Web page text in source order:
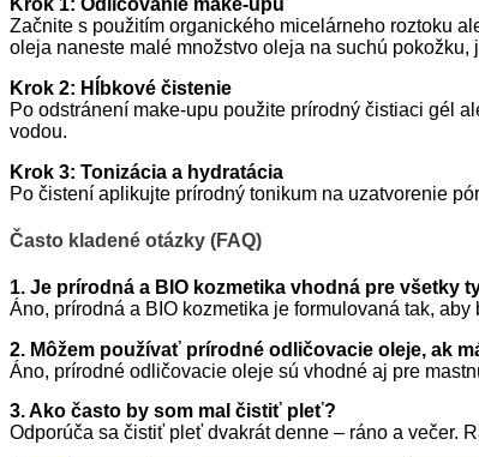
Krok 1: Odličovanie make-upu
Začnite s použitím organického micelárneho roztoku
oleja naneste malé množstvo oleja na suchú
Krok 2: Hĺbkové čistenie
Po odstránení make-upu použite prírodný čistiaci gél
vodou.
Krok 3: Tonizácia a hydratácia
Po čistení aplikujte prírodný tonikum na uzatvorenie
Často kladené otázky (FAQ)
1. Je prírodná a BIO kozmetika vhodná pre všetky
Áno, prírodná a BIO kozmetika je formulovaná tak,
2. Môžem používať prírodné odličovacie oleje, ak
Áno, prírodné odličovacie oleje sú vhodné aj pre
3. Ako často by som mal čistiť pleť?
Odporúča sa čistiť pleť dvakrát denne – ráno a večer.